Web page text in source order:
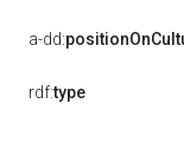
a-dd:
rdf:type